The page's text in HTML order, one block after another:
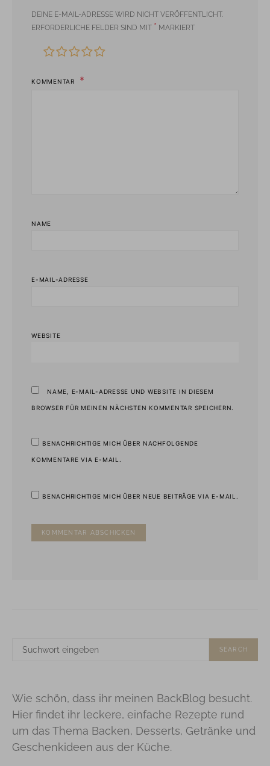
DEINE E-MAIL-ADRESSE WIRD NICHT VERÖFFENTLICHT.
ERFORDERLICHE FELDER SIND MIT * MARKIERT
KOMMENTAR
NAME
E-MAIL-ADRESSE
WEBSITE
NAME, E-MAIL-ADRESSE UND WEBSITE IN DIESEM
BROWSER FÜR MEINEN NÄCHSTEN KOMMENTAR SPEICHERN.
BENACHRICHTIGE MICH ÜBER NACHFOLGENDE
KOMMENTARE VIA E-MAIL.
BENACHRICHTIGE MICH ÜBER NEUE BEITRÄGE VIA E-MAIL.
SUCHE
SEARCH
Wie schön, dass ihr meinen BackBlog besucht.
Hier findet ihr leckere, einfache Rezepte rund
um das Thema Backen, Desserts, Getränke und
Geschenkideen aus der Küche.